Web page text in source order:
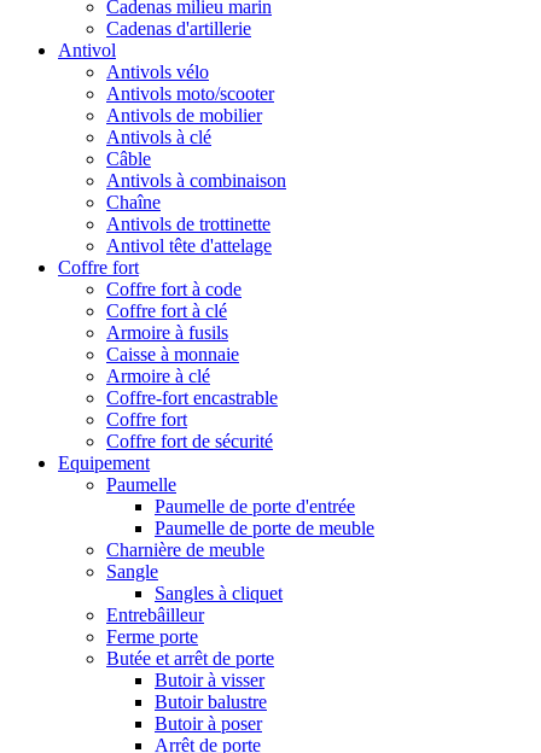
Cadenas milieu marin
Cadenas d'artillerie
Antivol
Antivols vélo
Antivols moto/scooter
Antivols de mobilier
Antivols à clé
Câble
Antivols à combinaison
Chaîne
Antivols de trottinette
Antivol tête d'attelage
Coffre fort
Coffre fort à code
Coffre fort à clé
Armoire à fusils
Caisse à monnaie
Armoire à clé
Coffre-fort encastrable
Coffre fort
Coffre fort de sécurité
Equipement
Paumelle
Paumelle de porte d'entrée
Paumelle de porte de meuble
Charnière de meuble
Sangle
Sangles à cliquet
Entrebâilleur
Ferme porte
Butée et arrêt de porte
Butoir à visser
Butoir balustre
Butoir à poser
Arrêt de porte